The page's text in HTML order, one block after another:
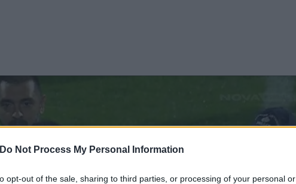
Do Not Process My Personal Information
opt-out of the sale, sharing to third parties, or processing of your personal or